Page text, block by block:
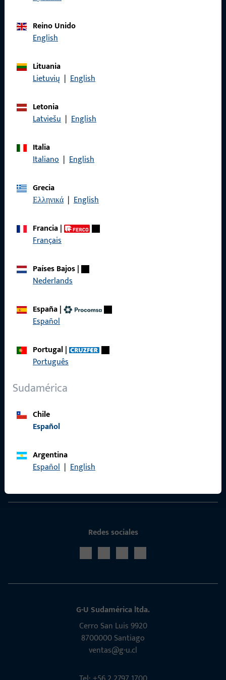
con nosotros por teléfono o correo electrónico.
Póngase en contacto con nosotros
Reino Unido
English
Lituania
Lietuvių | English
Letonia
Latviešu | English
Italia
Italiano | English
Grecia
Ελληνικά | English
Francia|
Français
Países Bajos|
Nederlands
España|
Español
Portugal|
Português
Sudamérica
Chile
Español
Argentina
Español | English
Carrera
Catálogo de productos
Portal de servicios ProPoint
Redes sociales
G-U Sudamérica ltda.
Cerro San Luis 9920
8700000 Santiago
ventas@g-u.cl